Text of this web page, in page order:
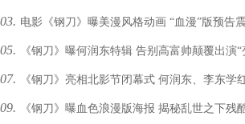
碰撞“基情”无限
03. 电影《钢刀》曝美漫风格动画 “血漫”版预告
撼出炉
05. 《钢刀》曝何润东特辑 告别高富帅颠覆出演“
态”硬汉
07. 《钢刀》亮相北影节闭幕式 何润东、李东学
毯牵手“秀恩爱”
09. 《钢刀》曝血色浪漫版海报 揭秘乱世之下残